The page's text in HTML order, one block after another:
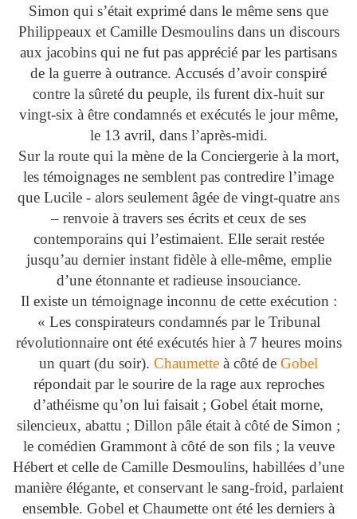
Simon qui s’était exprimé dans le même sens que
Philippeaux et Camille Desmoulins dans un discours
aux jacobins qui ne fut pas apprécié par les partisans
de la guerre à outrance. Accusés d’avoir conspiré
contre la sûreté du peuple, ils furent dix-huit sur
vingt-six à être condamnés et exécutés le jour même,
le 13 avril, dans l’après-midi.
Sur la route qui la mène de la Conciergerie à la mort,
les témoignages ne semblent pas contredire l’image
que Lucile - alors seulement âgée de vingt-quatre ans
– renvoie à travers ses écrits et ceux de ses
contemporains qui l’estimaient. Elle serait restée
jusqu’au dernier instant fidèle à elle-même, emplie
d’une étonnante et radieuse insouciance.
Il existe un témoignage inconnu de cette exécution :
« Les conspirateurs condamnés par le Tribunal
révolutionnaire ont été exécutés hier à 7 heures moins
un quart (du soir). Chaumette à côté de Gobel
répondait par le sourire de la rage aux reproches
d’athéisme qu’on lui faisait ; Gobel était morne,
silencieux, abattu ; Dillon pâle était à côté de Simon ;
le comédien Grammont à côté de son fils ; la veuve
Hébert et celle de Camille Desmoulins, habillées d’une
manière élégante, et conservant le sang-froid, parlaient
ensemble. Gobel et Chaumette ont été les derniers à